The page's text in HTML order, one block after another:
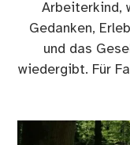
Arbeiterkind,
Gedanken,
und das
wiedergibt. Für